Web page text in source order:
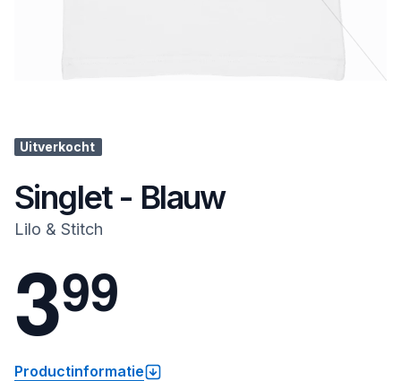
Uitverkocht
Singlet - Blauw
Lilo & Stitch
399
Productinformatie